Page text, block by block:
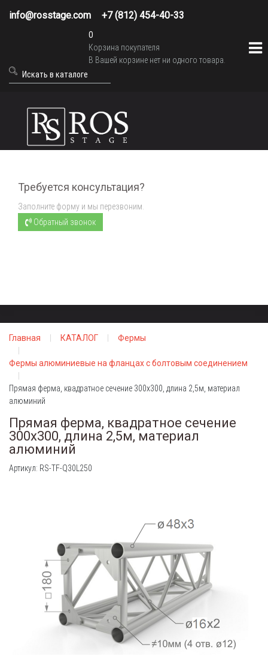
info@rosstage.com +7 (812) 454-40-33
0
Корзина покупателя
В Вашей корзине нет ни одного товара.
Требуется консультация?
Заполните форму и мы перезвоним.
Обратный звонок
Главная КАТАЛОГ Фермы
Фермы алюминиевые на фланцах с болтовым соединением
Прямая ферма, квадратное сечение 300х300, длина 2,5м, материал
алюминий
Прямая ферма, квадратное сечение
300х300, длина 2,5м, материал
алюминий
Артикул: RS-TF-Q30L250